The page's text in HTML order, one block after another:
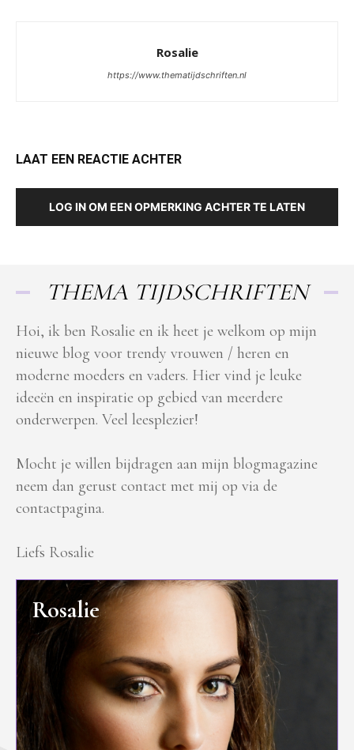
Rosalie
https://www.thematijdschriften.nl
LAAT EEN REACTIE ACHTER
LOG IN OM EEN OPMERKING ACHTER TE LATEN
THEMA TIJDSCHRIFTEN
Hoi, ik ben Rosalie en ik heet je welkom op mijn
nieuwe blog voor trendy vrouwen / heren en
moderne moeders en vaders. Hier vind je leuke
ideeën en inspiratie op gebied van meerdere
onderwerpen. Veel leesplezier!
Mocht je willen bijdragen aan mijn blogmagazine
neem dan gerust contact met mij op via de
contactpagina.
Liefs Rosalie
Rosalie